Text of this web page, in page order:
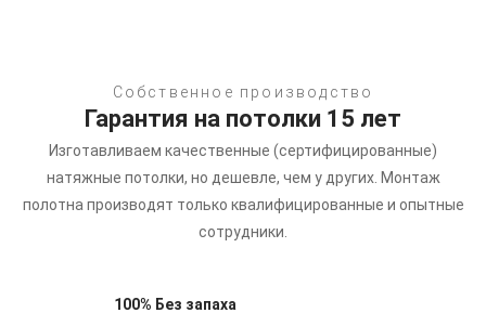
Собственное производство
Гарантия на потолки 15 лет
Изготавливаем качественные (сертифицированные)
натяжные потолки, но дешевле, чем у других. Монтаж
полотна производят только квалифицированные и опытные
сотрудники.
100% Без запаха